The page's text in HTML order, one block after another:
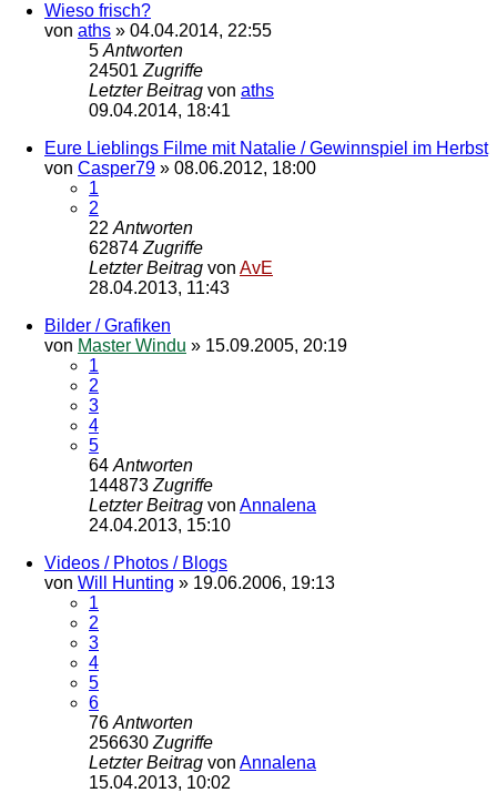
Wieso frisch?
von aths » 04.04.2014, 22:55
5 Antworten
24501 Zugriffe
Letzter Beitrag von aths
09.04.2014, 18:41
Eure Lieblings Filme mit Natalie / Gewinnspiel im Herbst
von Casper79 » 08.06.2012, 18:00
1
2
22 Antworten
62874 Zugriffe
Letzter Beitrag von AvE
28.04.2013, 11:43
Bilder / Grafiken
von Master Windu » 15.09.2005, 20:19
1
2
3
4
5
64 Antworten
144873 Zugriffe
Letzter Beitrag von Annalena
24.04.2013, 15:10
Videos / Photos / Blogs
von Will Hunting » 19.06.2006, 19:13
1
2
3
4
5
6
76 Antworten
256630 Zugriffe
Letzter Beitrag von Annalena
15.04.2013, 10:02